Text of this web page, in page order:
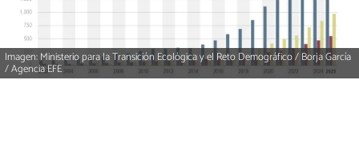
Imagen: Ministerio para la Transición Ecológica y el Reto Demográfico / Borja García
/ Agencia EFE